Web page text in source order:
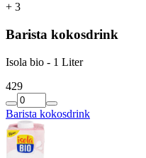
+ 3
Barista kokosdrink
Isola bio - 1 Liter
429
Barista kokosdrink